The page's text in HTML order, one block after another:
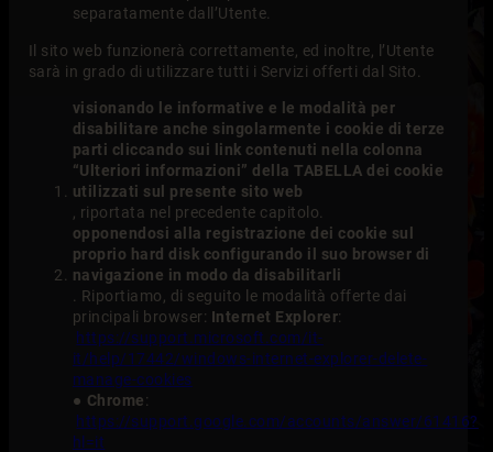
separatamente dall’Utente.
Il sito web funzionerà correttamente, ed inoltre, l’Utente
sarà in grado di utilizzare tutti i Servizi offerti dal Sito.
visionando le informative e le modalità per
disabilitare anche singolarmente i cookie di terze
parti cliccando sui link contenuti nella colonna
“Ulteriori informazioni” della TABELLA dei cookie
utilizzati sul presente sito web
, riportata nel precedente capitolo.
opponendosi alla registrazione dei cookie sul
proprio hard disk configurando il suo browser di
navigazione in modo da disabilitarli
. Riportiamo, di seguito le modalità offerte dai
principali browser: Internet Explorer:
https://support.microsoft.com/it-
it/help/17442/windows-internet-explorer-delete-
manage-cookies
● Chrome:
https://support.google.com/accounts/answer/61416?
hl=it